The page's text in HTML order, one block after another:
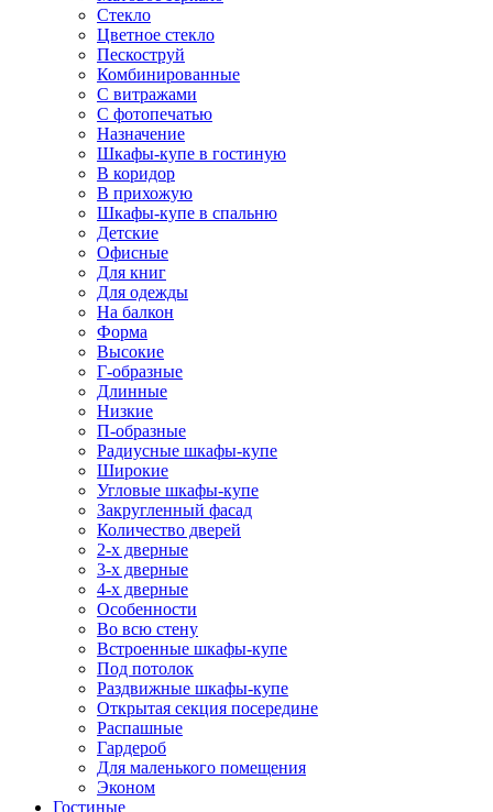
Стекло
Цветное стекло
Пескоструй
Комбинированные
С витражами
С фотопечатью
Назначение
Шкафы-купе в гостиную
В коридор
В прихожую
Шкафы-купе в спальню
Детские
Офисные
Для книг
Для одежды
На балкон
Форма
Высокие
Г-образные
Длинные
Низкие
П-образные
Радиусные шкафы-купе
Широкие
Угловые шкафы-купе
Закругленный фасад
Количество дверей
2-х дверные
3-х дверные
4-х дверные
Особенности
Во всю стену
Встроенные шкафы-купе
Под потолок
Раздвижные шкафы-купе
Открытая секция посередине
Распашные
Гардероб
Для маленького помещения
Эконом
Гостиные